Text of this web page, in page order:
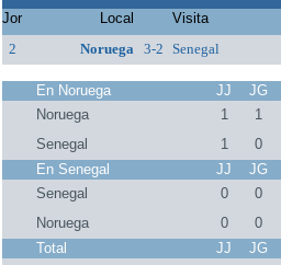
Jor Local Visita
2
Noruega 3-2 Senegal
En Noruega JJ JG
Noruega
1 1
Senegal
1 0
En Senegal
JJ JG
Senegal
0 0
Noruega
0 0
Total
JJ JG